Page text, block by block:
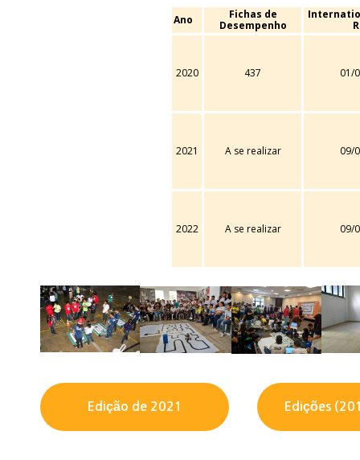
Edição de 2021 Edições
Ano
Fichas de
Desempenho
2020 437 01/
2021 A se realizar 09/
2022 A se realizar 09/